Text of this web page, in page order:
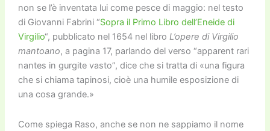
non se l’è inventata lui come pesce di maggio: nel testo
di Giovanni Fabrini “Sopra il Primo Libro dell’Eneide di
Virgilio“, pubblicato nel 1654 nel libro L’opere di Virgilio
mantoano, a pagina 17, parlando del verso “apparent rari
nantes in gurgite vasto”, dice che si tratta di «una figura
che si chiama tapinosi, cioè una humile esposizione di
una cosa grande.»
Come spiega Raso, anche se non ne sappiamo il nome